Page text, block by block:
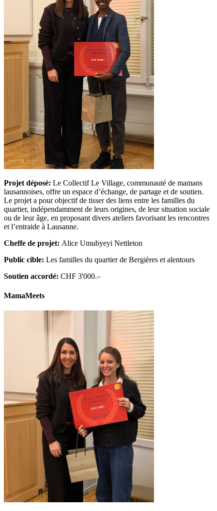
Projet déposé: Le Collectif Le Village, communauté de mamans
lausannoises, offre un espace d’échange, de partage et de soutien.
Le projet a pour objectif de tisser des liens entre les familles du
quartier, indépendamment de leurs origines, de leur situation sociale
ou de leur âge, en proposant divers ateliers favorisant les rencontres
et l’entraide à Lausanne.
Cheffe de projet: Alice Umubyeyi Nettleton
Public cible: Les familles du quartier de Bergières et alentours
Soutien accordé: CHF 3'000.–
MamaMeets